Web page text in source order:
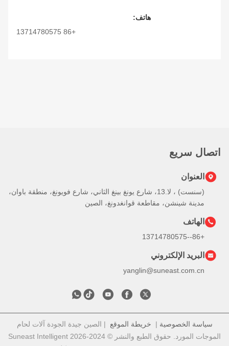
هاتف:
+86 13714780575
اتصال سريع
العنوان
(سنست) ، لا.13، شارع يونغ بينغ الثاني، شارع فويونغ، منطقة باوان،
مدينة شينشن، مقاطعة قوانغدونغ، الصين
الهاتف
+86--13714780575
البريد الإلكتروني
yanglin@suneast.com.cn
سياسة الخصوصية | خريطة الموقع | الصين جيدة الجودة آلات لحام
الموجات المورد. حقوق الطبع والنشر © 2024-2026 Suneast Intelligent